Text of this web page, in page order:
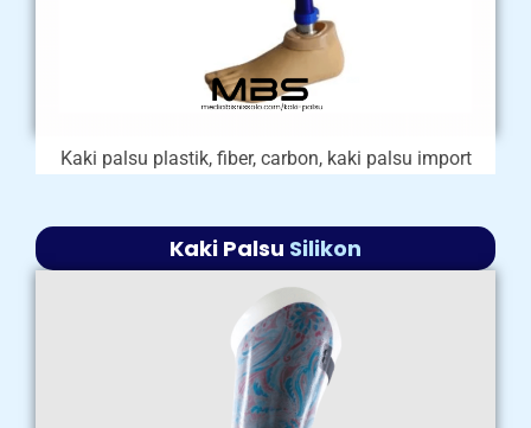
Kaki palsu plastik, fiber, carbon, kaki palsu import
Kaki Palsu Silikon